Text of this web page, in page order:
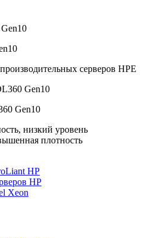
серверов HPE
Gen10
низкий уровень
плотность
HP
HP
Xeon